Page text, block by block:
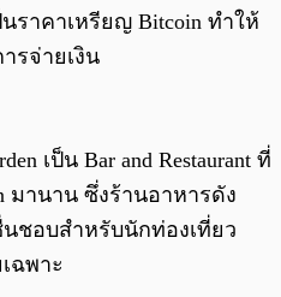
ราคาเหรียญ Bitcoin ทำให้
รจ่ายเงิน
เป็น Bar and Restaurant ที่
มานาน ซึ่งร้านอาหารดัง
ชอบสำหรับนักท่องเที่ยว
ฉพาะ